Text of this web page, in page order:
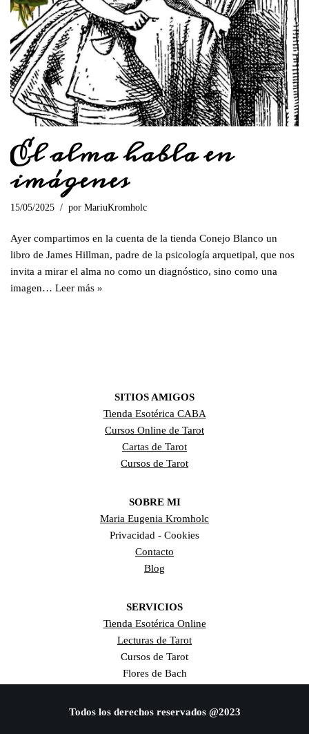
El alma habla en
imágenes
15/05/2025 por MariuKromholc
Ayer compartimos en la cuenta de la tienda Conejo Blanco un
libro de James Hillman, padre de la psicología arquetipal, que nos
invita a mirar el alma no como un diagnóstico, sino como una
imagen… Leer más »
SITIOS AMIGOS
Tienda Esotérica CABA
Cursos Online de Tarot
Cartas de Tarot
Cursos de Tarot
SOBRE MI
Maria Eugenia Kromholc
Privacidad - Cookies
Contacto
Blog
SERVICIOS
Tienda Esotérica Online
Lecturas de Tarot
Cursos de Tarot
Flores de Bach
Todos los derechos reservados @2023